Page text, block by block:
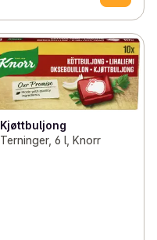
Kjøttbuljong
Terninger, 6 l, Knorr